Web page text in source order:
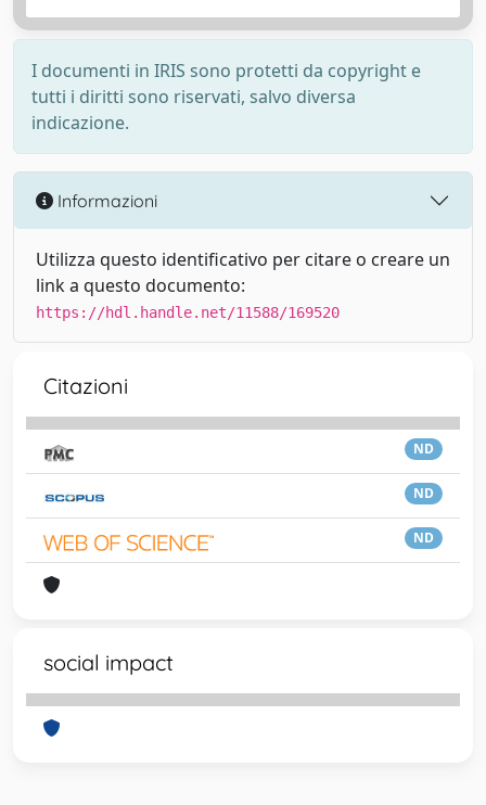
I documenti in IRIS sono protetti da copyright e
tutti i diritti sono riservati, salvo diversa
indicazione.
Informazioni
Utilizza questo identificativo per citare o creare un
link a questo documento:
https://hdl.handle.net/11588/169520
Citazioni
ND
ND
ND
social impact